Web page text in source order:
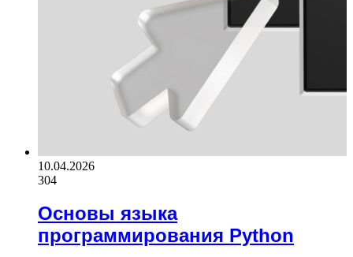
10.04.2026
304
Основы языка
программирования Python